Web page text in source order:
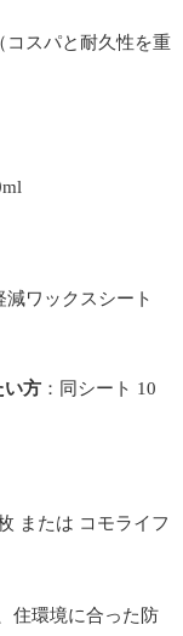
コスパと耐久性を重
ワックスシート
い方：同シート 10
または コモライフ
住環境に合った防